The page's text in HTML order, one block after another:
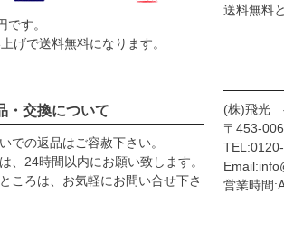
す。
げで送料無料になります。
・交換について
での返品はご容赦下さい。
、24時間以内にお願い致します。
ころは、お気軽にお問い合せ下さ
送料無料
(株)飛光
〒453-
営業時間